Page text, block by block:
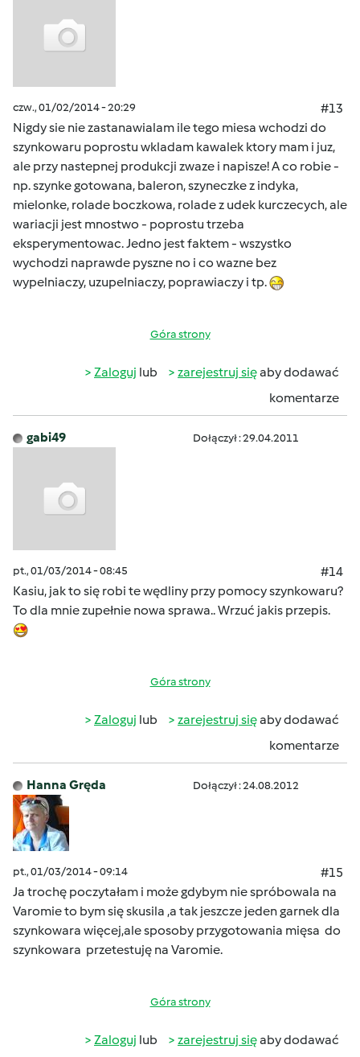
czw., 01/02/2014 - 20:29
#13
Nigdy sie nie zastanawialam ile tego miesa wchodzi do
szynkowaru poprostu wkladam kawalek ktory mam i juz,
ale przy nastepnej produkcji zwaze i napisze! A co robie -
np. szynke gotowana, baleron, szyneczke z indyka,
mielonke, rolade boczkowa, rolade z udek kurczecych, ale
wariacji jest mnostwo - poprostu trzeba
eksperymentowac. Jedno jest faktem - wszystko
wychodzi naprawde pyszne no i co wazne bez
wypelniaczy, uzupelniaczy, poprawiaczy i tp.
Góra strony
Zaloguj lub zarejestruj sięaby dodawać
komentarze
gabi49 Dołączył : 29.04.2011
pt., 01/03/2014 - 08:45
#14
Kasiu, jak to się robi te wędliny przy pomocy szynkowaru?
To dla mnie zupełnie nowa sprawa.. Wrzuć jakis przepis.
Góra strony
Zaloguj lub zarejestruj sięaby dodawać
komentarze
Hanna Gręda Dołączył : 24.08.2012
pt., 01/03/2014 - 09:14
#15
Ja trochę poczytałam i może gdybym nie spróbowala na
Varomie to bym się skusila ,a tak jeszcze jeden garnek dla
szynkowara więcej,ale sposoby przygotowania mięsa do
szynkowara przetestuję na Varomie.
Góra strony
Zaloguj lub zarejestruj sięaby dodawać